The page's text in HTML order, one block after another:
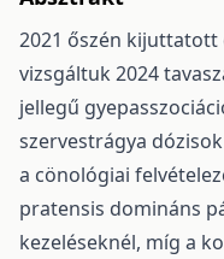
2021 őszén
vizsgáltuk 2024
jellegű
szervestrágya
a cönológiai
pratensis domináns
kezeléseknél, míg a